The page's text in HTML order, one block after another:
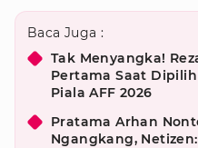
Baca Juga :
Tak Menyangka!
Pertama Saat
Piala AFF 2026
Pratama Arhan
Ngangkang,